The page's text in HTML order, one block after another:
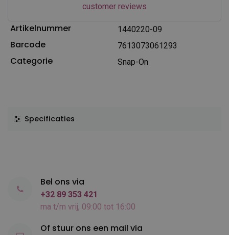
customer reviews
Artikelnummer 1440220-09
Barcode 7613073061293
Categorie Snap-On
Specificaties
Bel ons via
+32 89 353 421
ma t/m vrij, 09:00 tot 16:00
Of stuur ons een mail via